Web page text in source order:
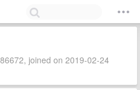
joined on 2019-02-24